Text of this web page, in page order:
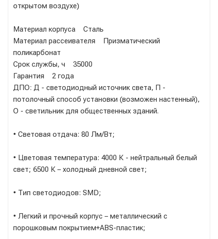
открытом воздухе)
Материал корпуса Сталь
Материал рассеивателя Призматический
поликарбонат
Срок службы, ч 35000
Гарантия 2 года
ДПО: Д - светодиодный источник света, П -
потолочный способ установки (возможен настенный),
О - светильник для общественных зданий.
• Световая отдача: 80 Лм/Вт;
• Цветовая температура: 4000 К - нейтральный белый
свет; 6500 К – холодный дневной свет;
• Тип светодиодов: SMD;
• Легкий и прочный корпус – металлический с
порошковым покрытием+ABS-пластик;